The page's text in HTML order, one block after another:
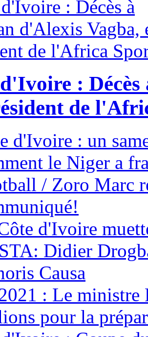
:
de
d'Ivoire : un
le Niger a
/ Zoro Marc
d'Ivoire
Didier
Causa
: Le ministre
pour la